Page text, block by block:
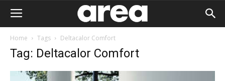
Home Tags Deltacalor Comfort
Tag: Deltacalor Comfort